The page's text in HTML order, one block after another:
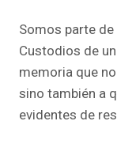
Somos parte
Custodios de
memoria que
sino también a
evidentes de